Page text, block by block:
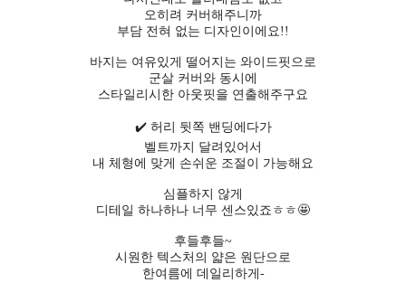
오히려 커버해주니까
부담 전혀 없는 디자인이에요!!
바지는 여유있게 떨어지는 와이드핏으로
군살 커버와 동시에
스타일리시한 아웃핏을 연출해주구요
✔️ 허리 뒷쪽 밴딩에다가
벨트까지 달려있어서
내 체형에 맞게 손쉬운 조절이 가능해요
심플하지 않게
디테일 하나하나 너무 센스있죠ㅎㅎ🤩
후들후들~
시원한 텍스처의 얇은 원단으로
한여름에 데일리하게-